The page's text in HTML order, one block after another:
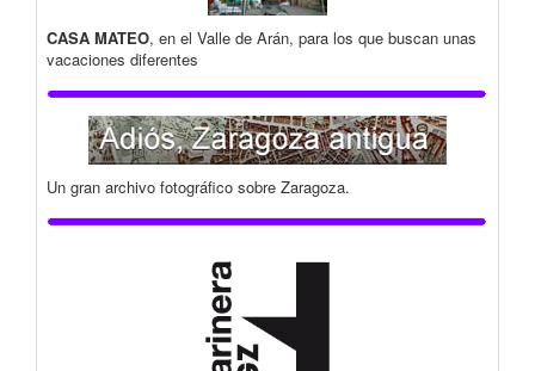
CASA MATEO, en el Valle de Arán, para los que buscan unas
vacaciones diferentes
Un gran archivo fotográfico sobre Zaragoza.